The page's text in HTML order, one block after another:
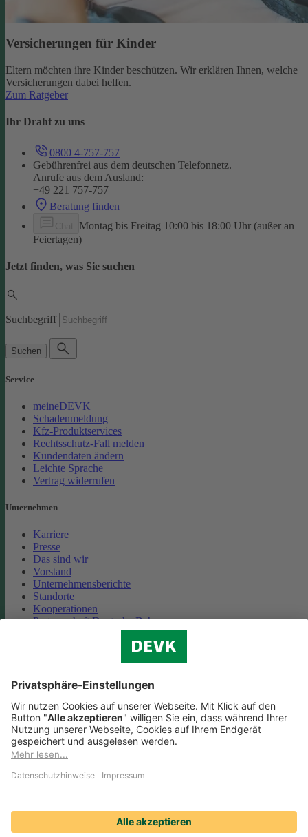
Versicherungen für Kinder
Eltern möchten ihre Kinder beschützen. Wir erklären Ihnen, welche
Versicherungen dabei helfen.
Zum Ratgeber
Ihr Draht zu uns
0800 4-757-757
Gebührenfrei aus dem deutschen Telefonnetz.
Anrufe aus dem Ausland:
+49 221 757-757
Beratung finden
Montag bis Freitag 10:00 bis 18:00 Uhr (außer an
Feiertagen)
Jetzt finden, was Sie suchen
Suchbegriff
Suchen
Service
meineDEVK
Schadenmeldung
Kfz-Produktservices
Rechtsschutz-Fall melden
Kundendaten ändern
Leichte Sprache
Vertrag widerrufen
Unternehmen
Karriere
Presse
Das sind wir
Vorstand
Unternehmensberichte
Standorte
Kooperationen
Partnerschaft Deutsche Bahn
Cookie-Einstellungen
Datenschutz
Impressum
Streitbeilegung
Nutzungshinweise
Compliance